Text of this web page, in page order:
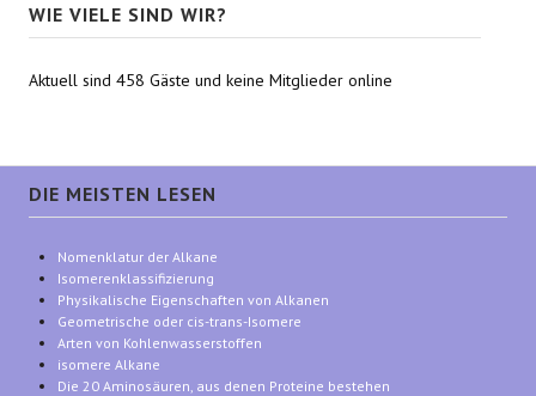
WIE VIELE SIND WIR?
Aktuell sind 458 Gäste und keine Mitglieder online
DIE MEISTEN LESEN
Nomenklatur der Alkane
Isomerenklassifizierung
Physikalische Eigenschaften von Alkanen
Geometrische oder cis-trans-Isomere
Arten von Kohlenwasserstoffen
isomere Alkane
Die 20 Aminosäuren, aus denen Proteine bestehen